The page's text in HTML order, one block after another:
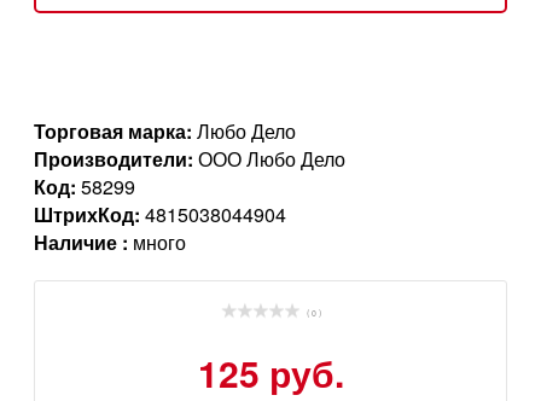
Торговая марка: Любо Дело
Производители: ООО Любо Дело
Код: 58299
ШтрихКод: 4815038044904
Наличие : много
( 0 )
125 руб.